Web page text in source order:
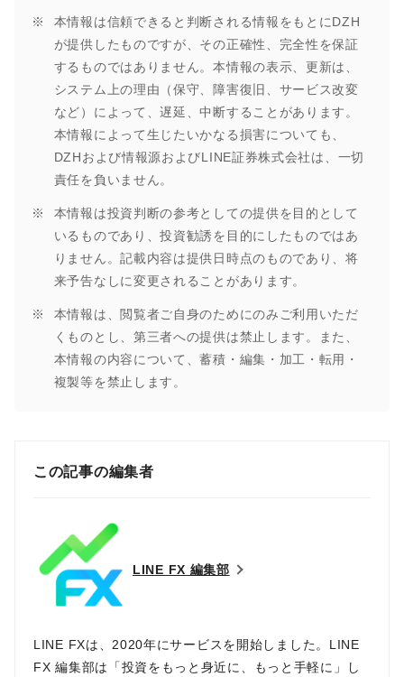
本情報は信頼できると判断される情報をもとにDZH
が提供したものですが、その正確性、完全性を保証
するものではありません。本情報の表示、更新は、
システム上の理由（保守、障害復旧、サービス改変
など）によって、遅延、中断することがあります。
本情報によって生じたいかなる損害についても、
DZHおよび情報源およびLINE証券株式会社は、一切
責任を負いません。
本情報は投資判断の参考としての提供を目的として
いるものであり、投資勧誘を目的にしたものではあ
りません。記載内容は提供日時点のものであり、将
来予告なしに変更されることがあります。
本情報は、閲覧者ご自身のためにのみご利用いただ
くものとし、第三者への提供は禁止します。また、
本情報の内容について、蓄積・編集・加工・転用・
複製等を禁止します。
この記事の編集者
LINE FX 編集部
LINE FXは、2020年にサービスを開始しました。LINE
FX 編集部は「投資をもっと身近に、もっと手軽に」し